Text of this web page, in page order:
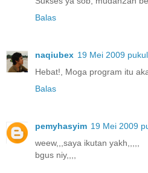
Balas
naqiubex 19 Mei 2009
Hebat!, Moga program itu
Balas
pemyhasyim 19 Mei 2009
weew,,,saya ikutan yakh,,,,,
bgus niy,,,,